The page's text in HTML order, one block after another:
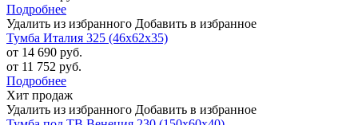
Подробнее
Удалить из избранного Добавить в избранное
Тумба Италия 325 (46х62х35)
от 14 690 руб.
от 11 752 руб.
Подробнее
Хит продаж
Удалить из избранного Добавить в избранное